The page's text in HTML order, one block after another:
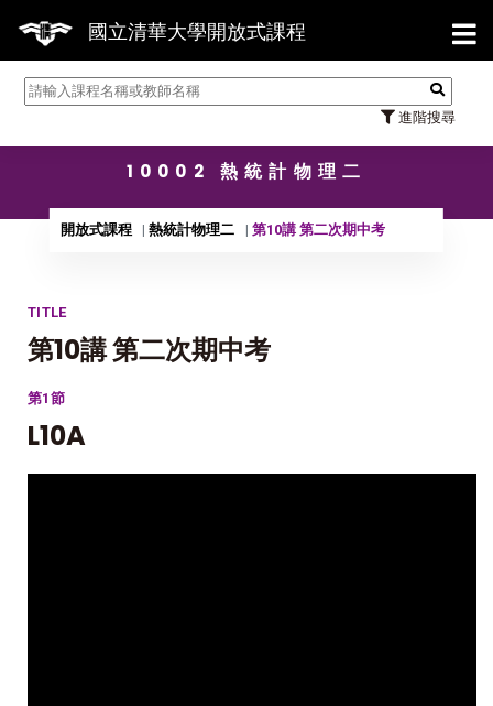
國立清華大學開放式課程
進階搜尋
【
10002 熱統計物理二
開放式課程 熱統計物理二 第10講 第二次期中考
TITLE
第10講 第二次期中考
第1節
L10A